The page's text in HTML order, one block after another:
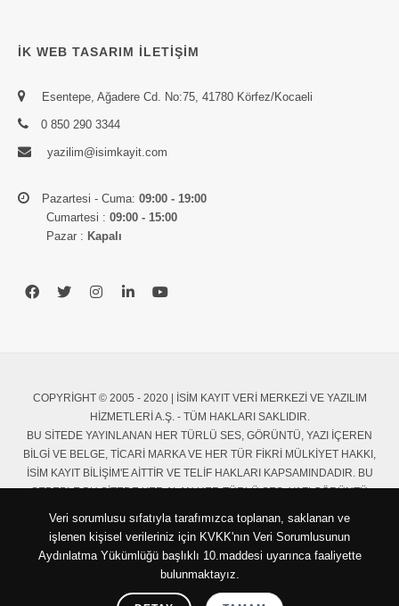
İK WEB TASARIM İLETIŞIM
Esentepe, Ağadere Cd. No:75, 41780 Körfez/Kocaeli
0 850 290 3344
yazilim@isimkayit.com
Pazartesi - Cuma: 09:00 - 19:00
Cumartesi : 09:00 - 15:00
Pazar : Kapalı
COPYRIGHT © 2005 - 2020 | İSIM KAYIT VERI MERKEZI VE YAZILIM
HIZMETLERI A.Ş. - TÜM HAKLARI SAKLIDIR.
BU SITEDE YAYINLANAN HER TÜRLÜ SES, GÖRÜNTÜ, YAZI IÇEREN
BILGI VE BELGE, TICARI MARKA VE HER TÜR FIKRI MÜLKIYET HAKKI,
İSIM KAYIT BILIŞIM'E AITTIR VE TELIF HAKLARI KAPSAMINDADIR. BU
SEBEPLE BU SITEDE YER ALAN HER TÜRLÜ SES, YAZI,GÖRÜNTÜ
IÇEREN HIÇBIR BILGI VE BELGE İSIM KAYIT BILIŞIM'IN YAZILI IZNI
OLMADAN HIÇBIR ŞEKILDE YAYINLANAMAZ, ÇOĞALTILAMAZ,
KOPYALANAMAZ, SUNULAMAZ VE AKTARILAMAZ. BU SITENIN BÜTÜNÜ
VEYA BIR KISMI HIÇ BIR WEB SITESINDE IZINSIZ OLARAK
Veri sorumlusu sıfatıyla tarafımızca toplanan, saklanan ve
işlenen kişisel verileriniz için KVKK'nın Veri Sorumlusunun
Aydınlatma Yükümlüğü başlıklı 10.maddesi uyarınca faaliyette
bulunmaktayız.